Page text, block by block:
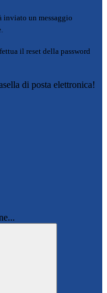
inviato un messaggio
il reset della password
di posta elettronica!